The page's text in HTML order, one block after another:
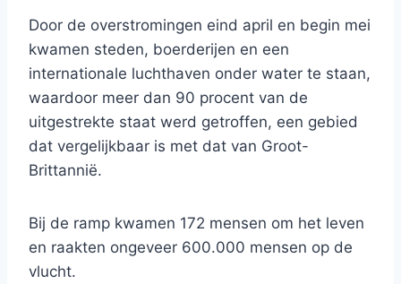
Door de overstromingen eind april en begin mei
kwamen steden, boerderijen en een
internationale luchthaven onder water te staan,
waardoor meer dan 90 procent van de
uitgestrekte staat werd getroffen, een gebied
dat vergelijkbaar is met dat van Groot-
Brittannië.
Bij de ramp kwamen 172 mensen om het leven
en raakten ongeveer 600.000 mensen op de
vlucht.